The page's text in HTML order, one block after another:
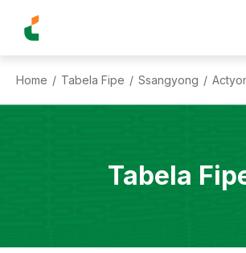
Home / Tabela Fipe / Ssangyong /
Tabela